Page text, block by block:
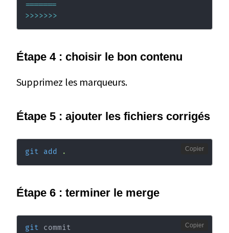
=======
>>>>>>>
Étape 4 : choisir le bon contenu
Supprimez les marqueurs.
Étape 5 : ajouter les fichiers corrigés
git add . Copier
Étape 6 : terminer le merge
git commit Copier